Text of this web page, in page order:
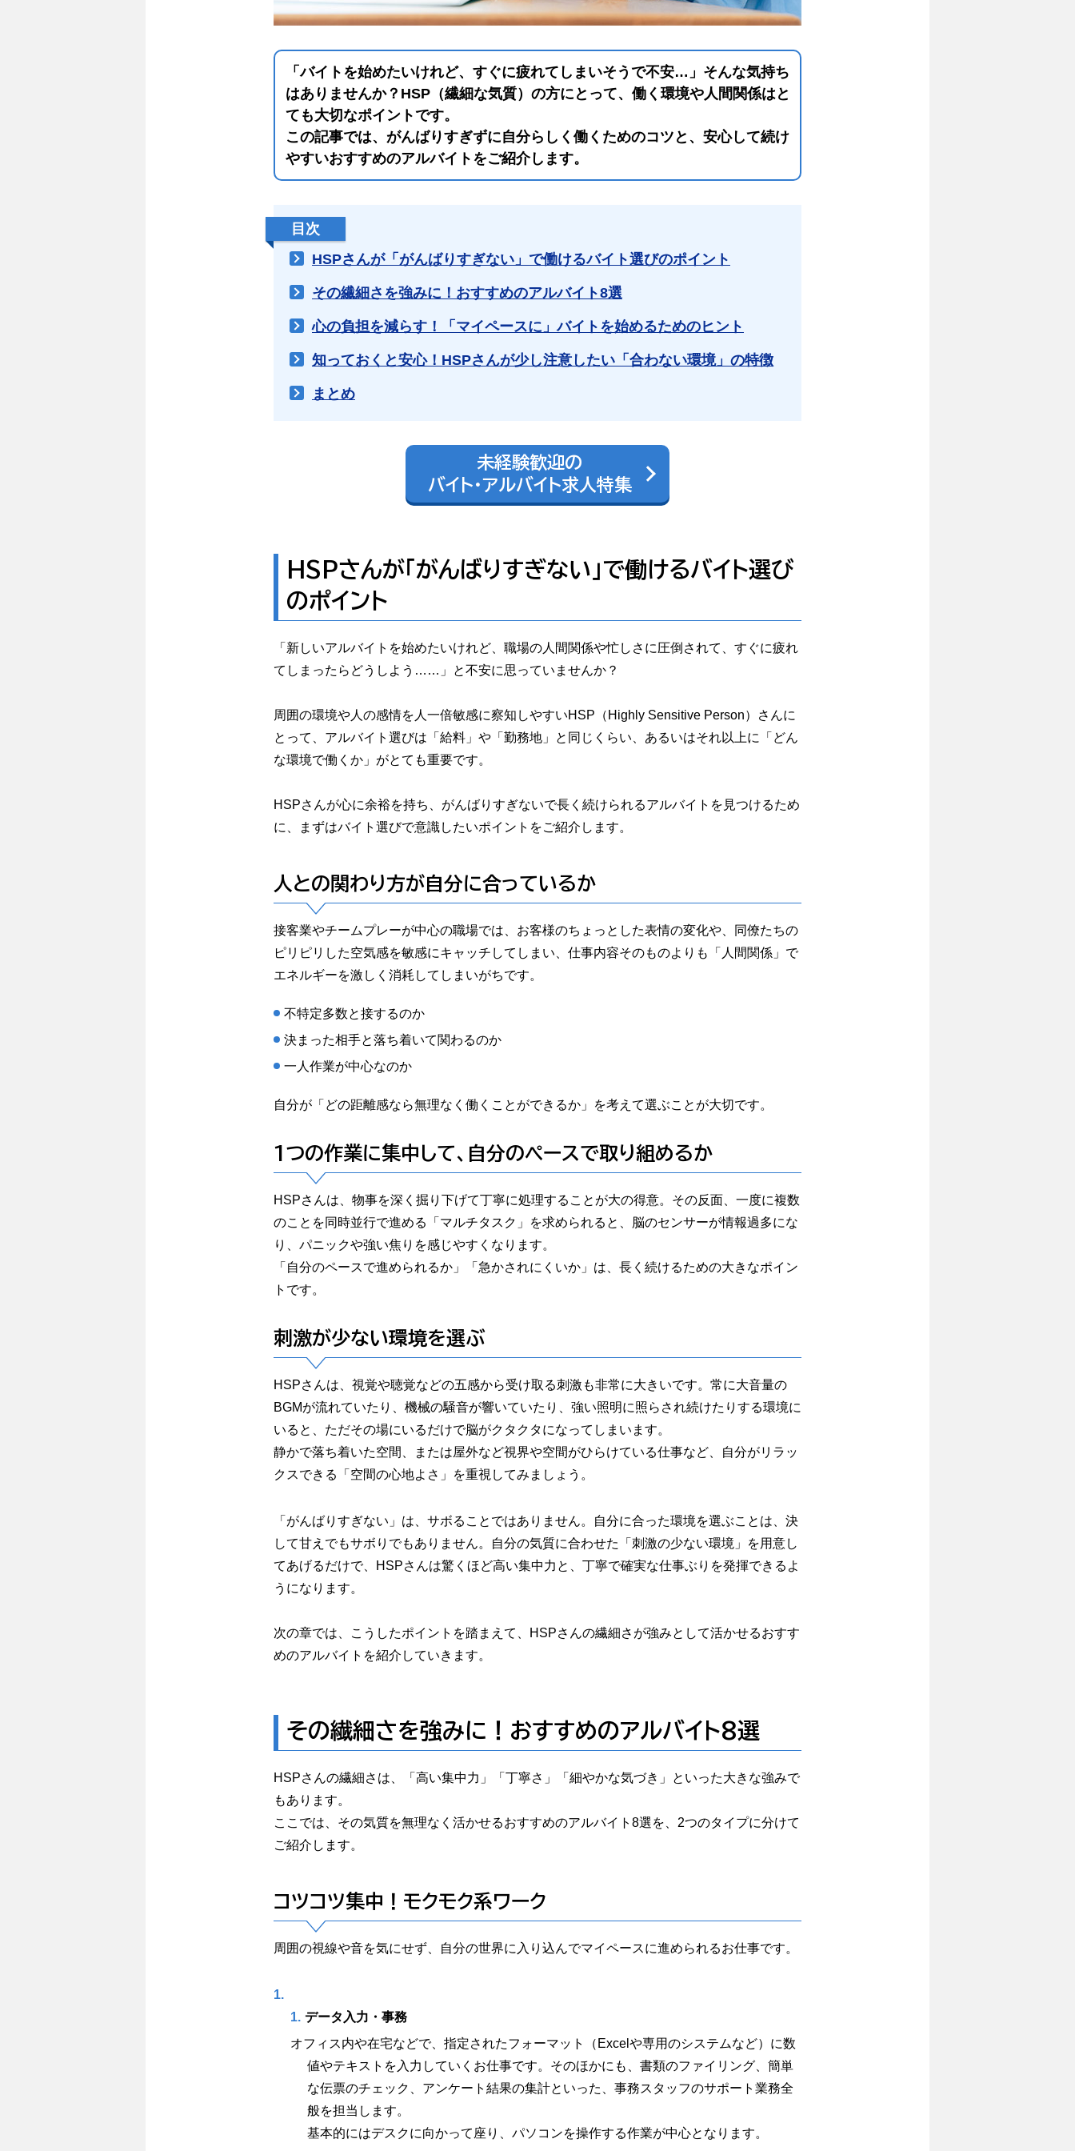
「バイトを始めたいけれど、すぐに疲れてしまいそうで不安…」そんな気持ち
はありませんか？HSP（繊細な気質）の方にとって、働く環境や人間関係はと
ても大切なポイントです。
この記事では、がんばりすぎずに自分らしく働くためのコツと、安心して続け
やすいおすすめのアルバイトをご紹介します。
目次
HSPさんが「がんばりすぎない」で働けるバイト選びのポイント
その繊細さを強みに！おすすめのアルバイト8選
心の負担を減らす！「マイペースに」バイトを始めるためのヒント
知っておくと安心！HSPさんが少し注意したい「合わない環境」の特徴
まとめ
未経験歓迎の
バイト・アルバイト求人特集
HSPさんが「がんばりすぎない」で働けるバイト選び
のポイント
「新しいアルバイトを始めたいけれど、職場の人間関係や忙しさに圧倒されて、すぐに疲れ
てしまったらどうしよう……」と不安に思っていませんか？
周囲の環境や人の感情を人一倍敏感に察知しやすいHSP（Highly Sensitive Person）さんに
とって、アルバイト選びは「給料」や「勤務地」と同じくらい、あるいはそれ以上に「どん
な環境で働くか」がとても重要です。
HSPさんが心に余裕を持ち、がんばりすぎないで長く続けられるアルバイトを見つけるため
に、まずはバイト選びで意識したいポイントをご紹介します。
人との関わり方が自分に合っているか
接客業やチームプレーが中心の職場では、お客様のちょっとした表情の変化や、同僚たちの
ピリピリした空気感を敏感にキャッチしてしまい、仕事内容そのものよりも「人間関係」で
エネルギーを激しく消耗してしまいがちです。
不特定多数と接するのか
決まった相手と落ち着いて関わるのか
一人作業が中心なのか
自分が「どの距離感なら無理なく働くことができるか」を考えて選ぶことが大切です。
1つの作業に集中して、自分のペースで取り組めるか
HSPさんは、物事を深く掘り下げて丁寧に処理することが大の得意。その反面、一度に複数
のことを同時並行で進める「マルチタスク」を求められると、脳のセンサーが情報過多にな
り、パニックや強い焦りを感じやすくなります。
「自分のペースで進められるか」「急かされにくいか」は、長く続けるための大きなポイン
トです。
刺激が少ない環境を選ぶ
HSPさんは、視覚や聴覚などの五感から受け取る刺激も非常に大きいです。常に大音量の
BGMが流れていたり、機械の騒音が響いていたり、強い照明に照らされ続けたりする環境に
いると、ただその場にいるだけで脳がクタクタになってしまいます。
静かで落ち着いた空間、または屋外など視界や空間がひらけている仕事など、自分がリラッ
クスできる「空間の心地よさ」を重視してみましょう。
「がんばりすぎない」は、サボることではありません。自分に合った環境を選ぶことは、決
して甘えでもサボりでもありません。自分の気質に合わせた「刺激の少ない環境」を用意し
てあげるだけで、HSPさんは驚くほど高い集中力と、丁寧で確実な仕事ぶりを発揮できるよ
うになります。
次の章では、こうしたポイントを踏まえて、HSPさんの繊細さが強みとして活かせるおすす
めのアルバイトを紹介していきます。
その繊細さを強みに！おすすめのアルバイト8選
HSPさんの繊細さは、「高い集中力」「丁寧さ」「細やかな気づき」といった大きな強みで
もあります。
ここでは、その気質を無理なく活かせるおすすめのアルバイト8選を、2つのタイプに分けて
ご紹介します。
コツコツ集中！モクモク系ワーク
周囲の視線や音を気にせず、自分の世界に入り込んでマイペースに進められるお仕事です。
データ入力・事務
オフィス内や在宅などで、指定されたフォーマット（Excelや専用のシステムなど）に数
値やテキストを入力していくお仕事です。そのほかにも、書類のファイリング、簡単
な伝票のチェック、アンケート結果の集計といった、事務スタッフのサポート業務全
般を担当します。
基本的にはデスクに向かって座り、パソコンを操作する作業が中心となります。